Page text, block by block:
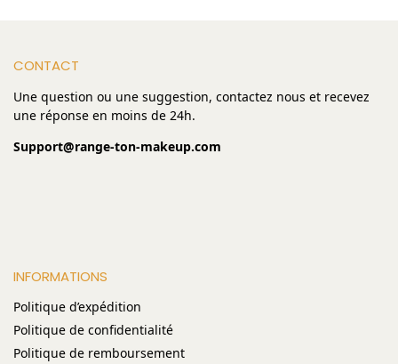
CONTACT
Une question ou une suggestion, contactez nous et recevez
une réponse en moins de 24h.
Support@range-ton-makeup.com
INFORMATIONS
Politique d’expédition
Politique de confidentialité
Politique de remboursement